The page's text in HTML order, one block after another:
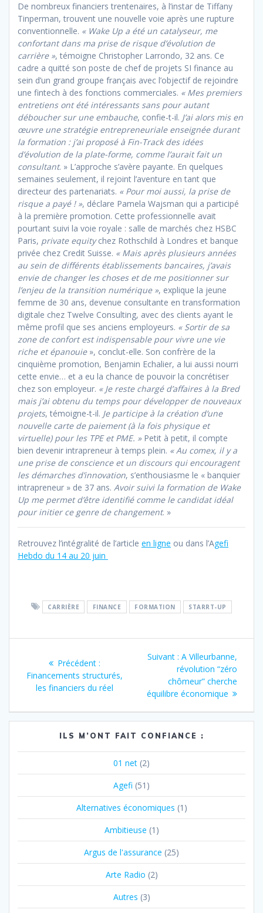
De nombreux financiers trentenaires, à l’instar de Tiffany
Tinperman, trouvent une nouvelle voie après une rupture
conventionnelle. « Wake Up a été un catalyseur, me
confortant dans ma prise de risque d’évolution de
carrière », témoigne Christopher Larrondo, 32 ans. Ce
cadre a quitté son poste de chef de projets SI finance au
sein d’un grand groupe français avec l’objectif de rejoindre
une fintech à des fonctions commerciales. « Mes premiers
entretiens ont été intéressants sans pour autant
déboucher sur une embauche, confie-t-il. J’ai alors mis en
œuvre une stratégie entrepreneuriale enseignée durant
la formation : j’ai proposé à Fin-Track des idées
d’évolution de la plate-forme, comme l’aurait fait un
consultant. » L’approche s’avère payante. En quelques
semaines seulement, il rejoint l’aventure en tant que
directeur des partenariats. « Pour moi aussi, la prise de
risque a payé ! », déclare Pamela Wajsman qui a participé
à la première promotion. Cette professionnelle avait
pourtant suivi la voie royale : salle de marchés chez HSBC
Paris, private equitychez Rothschild à Londres et banque
privée chez Credit Suisse. « Mais après plusieurs années
au sein de différents établissements bancaires, j’avais
envie de changer les choses et de me positionner sur
l’enjeu de la transition numérique », explique la jeune
femme de 30 ans, devenue consultante en transformation
digitale chez Twelve Consulting, avec des clients ayant le
même profil que ses anciens employeurs. « Sortir de sa
zone de confort est indispensable pour vivre une vie
riche et épanouie», conclut-elle. Son confrère de la
cinquième promotion, Benjamin Echalier, a lui aussi nourri
cette envie… et a eu la chance de pouvoir la concrétiser
chez son employeur. « Je reste chargé d’affaires à la Bred
mais j’ai obtenu du temps pour développer de nouveaux
projets, témoigne-t-il. Je participe à la création d’une
nouvelle carte de paiement (à la fois physique et
virtuelle) pour les TPE et PME. »Petit à petit, il compte
bien devenir intrapreneur à temps plein. « Au comex, il y a
une prise de conscience et un discours qui encouragent
les démarches d’innovation, s’enthousiasme le « banquier
intrapreneur » de 37 ans. Avoir suivi la formation de Wake
Up me permet d’être identifié comme le candidat idéal
pour initier ce genre de changement. »
Retrouvez l’intégralité de l’article en ligne ou dans l’Agefi
Hebdo du 14 au 20 juin
CARRIÈRE FINANCE FORMATION STARRT-UP
de
Précédent :Article
précédent
:
Financements structurés,
les financiers du réel
Suivant : Article
suivant
:
A Villeurbanne,
révolution “zéro
chômeur” cherche
équilibre économique
ILS M’ONT FAIT CONFIANCE :
01 net (2)
Agefi (51)
Alternatives économiques (1)
Ambitieuse (1)
Argus de l'assurance (25)
Arte Radio (2)
Autres (3)